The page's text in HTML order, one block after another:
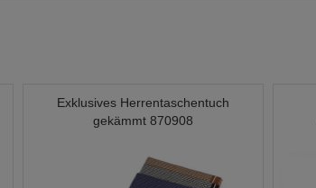
Exklusives Herrentaschentuch
gekämmt 870908